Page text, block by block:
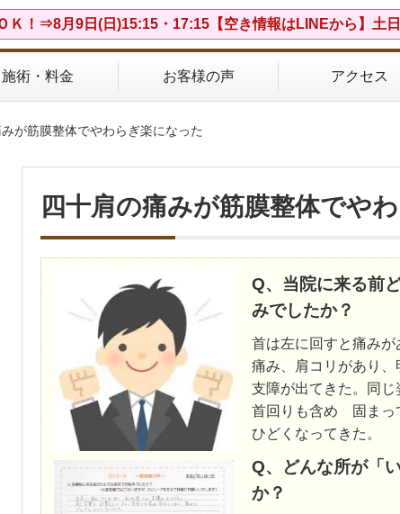
Ｋ！⇒8月9日(日)15:15・17:15【空き情報はLINEから】土
施術・料金 お客様の声 アクセス
が筋膜整体でやわらぎ楽になった
四十肩の痛みが筋膜整体でや
Q、当院に来る前
みでしたか？
首は左に回すと痛み
痛み、肩コリがあり
支障が出てきた。同
首回りも含め 固ま
ひどくなってきた。
Q、どんな所が「
か？